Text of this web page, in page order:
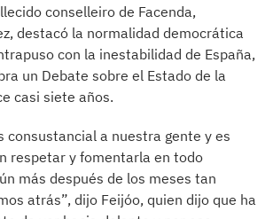
conselleiro de Facenda,
destacó la normalidad democrática
con la inestabilidad de España,
un Debate sobre el Estado de la
casi siete años.
consustancial a nuestra gente y es
respetar y fomentarla en todo
más después de los meses tan
atrás”, dijo Feijóo, quien dijo que ha